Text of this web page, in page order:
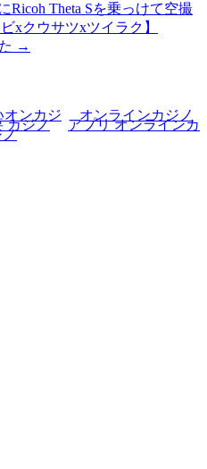
Ricoh Theta Sを乗っけて空撮
xクウサツxツイラク】
→